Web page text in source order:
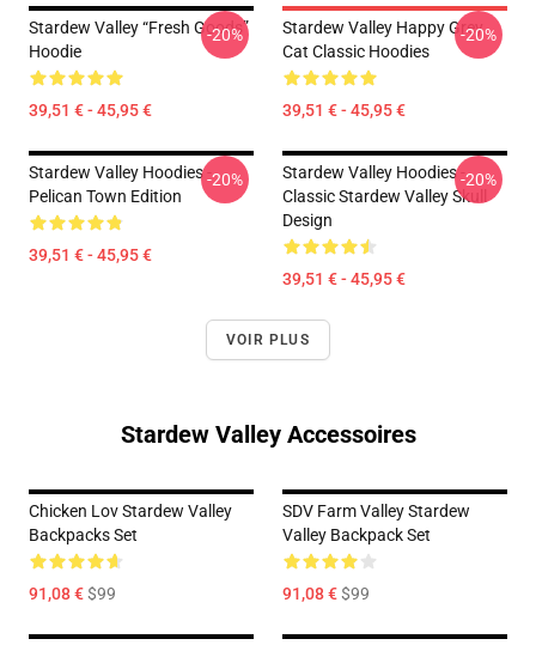
Stardew Valley “Fresh Goods”
Hoodie
39,51 € - 45,95 €
-20%
Stardew Valley Happy Grey
Cat Classic Hoodies
39,51 € - 45,95 €
-20%
Stardew Valley Hoodies -
Pelican Town Edition
39,51 € - 45,95 €
-20%
Stardew Valley Hoodies -
Classic Stardew Valley Skull
Design
39,51 € - 45,95 €
-20%
VOIR PLUS
Stardew Valley Accessoires
Chicken Lov Stardew Valley
Backpacks Set
91,08 €$99
SDV Farm Valley Stardew
Valley Backpack Set
91,08 €$99